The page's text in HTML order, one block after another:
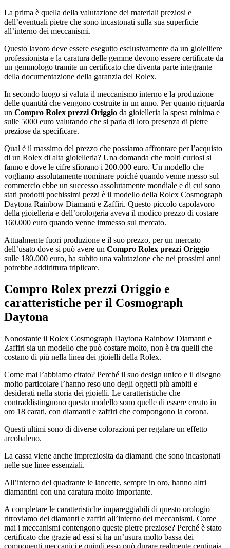
La prima è quella della valutazione dei materiali preziosi e
dell’eventuali pietre che sono incastonati sulla sua superficie
all’interno dei meccanismi.
Questo lavoro deve essere eseguito esclusivamente da un gioielliere
professionista e la caratura delle gemme devono essere certificate da
un gemmologo tramite un certificato che diventa parte integrante
della documentazione della garanzia del Rolex.
In secondo luogo si valuta il meccanismo interno e la produzione
delle quantità che vengono costruite in un anno. Per quanto riguarda
un Compro Rolex prezzi Origgio da gioielleria la spesa minima e
sulle 5000 euro valutando che si parla di loro presenza di pietre
preziose da specificare.
Qual è il massimo del prezzo che possiamo affrontare per l’acquisto
di un Rolex di alta gioielleria? Una domanda che molti curiosi si
fanno e dove le cifre sfiorano i 200.000 euro. Un modello che
vogliamo assolutamente nominare poiché quando venne messo sul
commercio ebbe un successo assolutamente mondiale e di cui sono
stati prodotti pochissimi pezzi è il modello della Rolex Cosmograph
Daytona Rainbow Diamanti e Zaffiri. Questo piccolo capolavoro
della gioielleria e dell’orologeria aveva il modico prezzo di costare
160.000 euro quando venne immesso sul mercato.
Attualmente fuori produzione e il suo prezzo, per un mercato
dell’usato dove si può avere un Compro Rolex prezzi Origgio
sulle 180.000 euro, ha subito una valutazione che nei prossimi anni
potrebbe addirittura triplicare.
Compro Rolex prezzi Origgio e
caratteristiche per il Cosmograph
Daytona
Nonostante il Rolex Cosmograph Daytona Rainbow Diamanti e
Zaffiri sia un modello che può costare molto, non è tra quelli che
costano di più nella linea dei gioielli della Rolex.
Come mai l’abbiamo citato? Perché il suo design unico e il disegno
molto particolare l’hanno reso uno degli oggetti più ambiti e
desiderati nella storia dei gioielli. Le caratteristiche che
contraddistinguono questo modello sono quelle di essere creato in
oro 18 carati, con diamanti e zaffiri che compongono la corona.
Questi ultimi sono di diverse colorazioni per regalare un effetto
arcobaleno.
La cassa viene anche impreziosita da diamanti che sono incastonati
nelle sue linee essenziali.
All’interno del quadrante le lancette, sempre in oro, hanno altri
diamantini con una caratura molto importante.
A completare le caratteristiche impareggiabili di questo orologio
ritroviamo dei diamanti e zaffiri all’interno dei meccanismi. Come
mai i meccanismi contengono queste pietre preziose? Perché è stato
certificato che grazie ad essi si ha un’usura molto bassa dei